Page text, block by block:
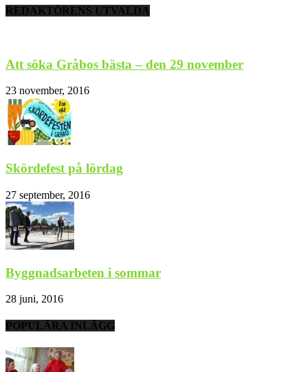
REDAKTÖRENS UTVALDA
Att söka Gråbos bästa – den 29 november
23 november, 2016
Skördefest på lördag
27 september, 2016
Byggnadsarbeten i sommar
28 juni, 2016
POPULÄRA INLÄGG